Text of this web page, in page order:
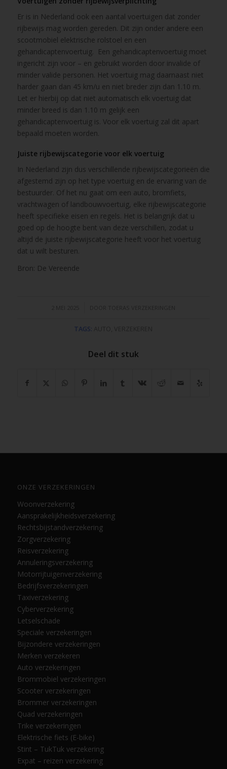
Er is in Nederland ook een aantal voertuigen dat zonder
rijbewijs mag worden gereden. Dit zijn onder andere een
scootmobiel elektrische rolstoel en een
gehandicaptenvoertuig. Een gehandicaptenvoertuig moet
ingericht zijn voor – en gebruikt worden door invalide of
minder valide personen. Het voertuig mag daarnaast niet
harder gaan dan 45 km/u en niet breder zijn dan 1.10 m.
Let er hierbij op dat niet automatisch elk voertuig dat
minder breed is dan 1.10 m gelijk een
gehandicaptenvoertuig is. Voor elk voertuig zal dit apart
bepaald moeten worden.
Juiste rijbewijscategorie voor elk voertuig
In Nederland zijn dus verschillende rijbewijscategorieën die
afgestemd zijn op het type voertuig en de ervaring van de
bestuurder. Of het nu gaat om een auto, bromfiets,
vrachtwagen of landbouwvoertuig, elke rijbewijscategorie
heeft specifieke eisen en regels. Het is belangrijk dat u
goed op de hoogte bent van deze verschillen, zodat u
altijd de juiste rijbewijscategorie heeft voor het voertuig
dat u wilt besturen.
Bron: De Vereende
TAGS:
Deel dit stuk
ONZE VERZEKERINGEN
Woonverzekering
Aansprakelijkheidsverzekering
Rechtsbijstandverzekering
Zorgverzekering
Reisverzekering
Annuleringsverzekering
Motorrijtuigenverzekering
Bedrijfsverzekeringen
Taxiverzekering
Cyberverzekering
Letselschade
Speciale verzekeringen
Bijzondere verzekeringen
Merken verzekeren
Auto verzekeringen
Brommobiel verzekeringen
Scooter verzekeringen
Brommer verzekeringen
Quad verzekeringen
Trike verzekeringen
Elektrische fiets (E-bike)
Stint – TukTuk verzekering
Expat – reizen verzekering